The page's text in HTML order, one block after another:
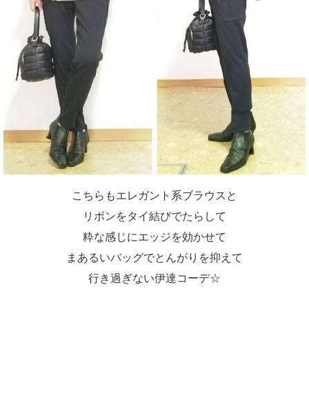
こちらもエレガント系ブラウスと
リボンをタイ結びでたらして
粋な感じにエッジを効かせて
まあるいバッグでとんがりを抑えて
行き過ぎない伊達コーデ☆